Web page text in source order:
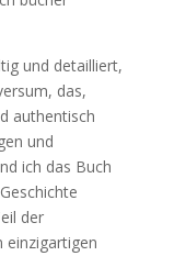
und detailliert,
das,
authentisch
und
ich das Buch
der
einzigartigen